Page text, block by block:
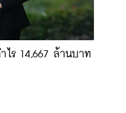
ไร 14,667 ล้านบาท